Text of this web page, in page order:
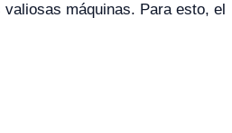
máquinas. Para esto, el